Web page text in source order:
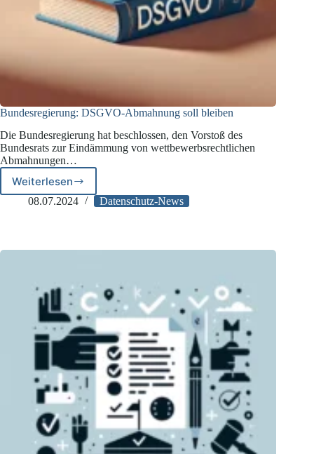
Bundesregierung: DSGVO-Abmahnung soll bleiben
Die Bundesregierung hat beschlossen, den Vorstoß des
Bundesrats zur Eindämmung von wettbewerbsrechtlichen
Abmahnungen…
WeiterlesenBundesregierung:
DSGVO-
08.07.2024 Datenschutz-News